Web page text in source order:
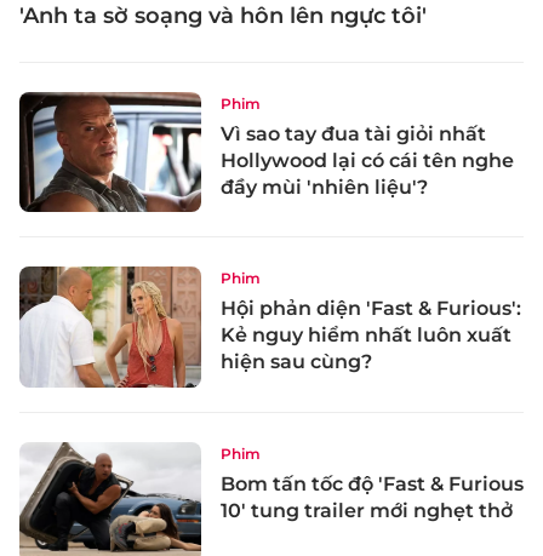
'Anh ta sờ soạng và hôn lên ngực tôi'
Phim
Vì sao tay đua tài giỏi nhất
Hollywood lại có cái tên nghe
đầy mùi 'nhiên liệu'?
Phim
Hội phản diện 'Fast & Furious':
Kẻ nguy hiểm nhất luôn xuất
hiện sau cùng?
Phim
Bom tấn tốc độ 'Fast & Furious
10' tung trailer mới nghẹt thở